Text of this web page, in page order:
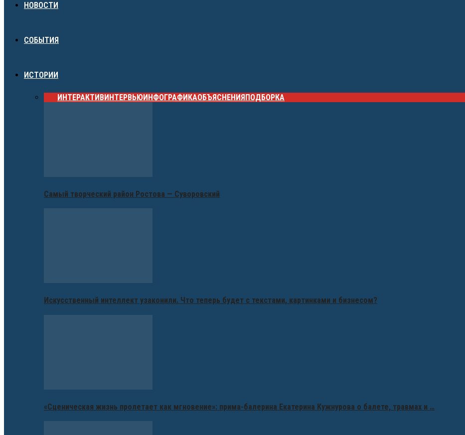
НОВОСТИ
СОБЫТИЯ
ИСТОРИИ
ИНТЕРАКТИВИНТЕРВЬЮИНФОГРАФИКАОБЪЯСНЕНИЯПОДБОРКА
Самый творческий район Ростова — Суворовский
Искусственный интеллект узаконили. Что теперь будет с текстами, картинками и бизнесом?
«Сценическая жизнь пролетает как мгновение»: прима-балерина Екатерина Кужнурова о балете, травмах и …